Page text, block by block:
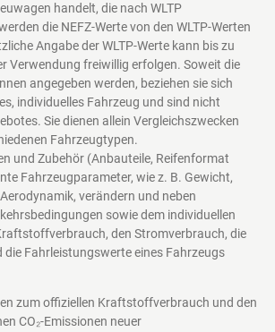
handelt, die nach WLTP
die NEFZ-Werte von den WLTP-Werten
Angabe der WLTP-Werte kann bis zu
Verwendung freiwillig erfolgen. Soweit die
angegeben werden, beziehen sie sich
individuelles Fahrzeug und sind nicht
Sie dienen allein Vergleichszwecken
Fahrzeugtypen.
und Zubehör (Anbauteile, Reifenformat
Fahrzeugparameter, wie z. B. Gewicht,
verändern und neben
sowie dem individuellen
den Stromverbrauch, die
die Fahrleistungswerte eines Fahrzeugs
zum offiziellen Kraftstoffverbrauch und den
CO₂-Emissionen neuer